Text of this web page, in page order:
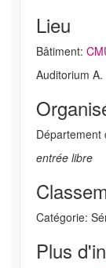
Lieu
Bâtiment:
Auditorium
Département
entrée libre
Catégorie:
Plus